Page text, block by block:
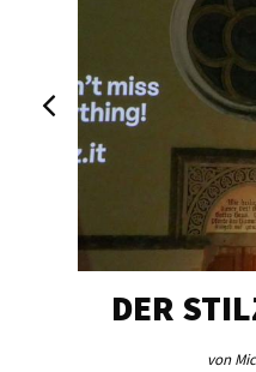
DER
von